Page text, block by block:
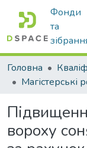
Фонди
та
Головна
Магістерські
вороху